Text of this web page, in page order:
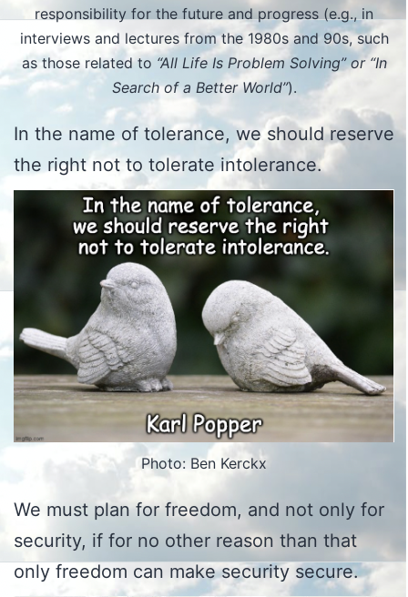
responsibility for the future and progress (e.g., in
interviews and lectures from the 1980s and 90s, such
as those related to “All Life Is Problem Solving” or “In
Search of a Better World”).
In the name of tolerance, we should reserve
the right not to tolerate intolerance.
Photo: Ben Kerckx
We must plan for freedom, and not only for
security, if for no other reason than that
only freedom can make security secure.